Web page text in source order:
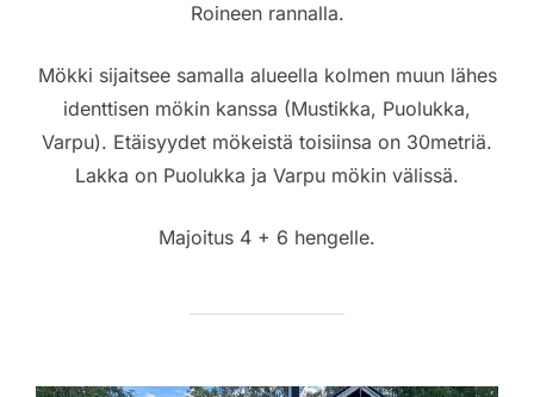
Roineen rannalla.
Mökki sijaitsee samalla alueella kolmen muun lähes
identtisen mökin kanssa (Mustikka, Puolukka,
Varpu). Etäisyydet mökeistä toisiinsa on 30metriä.
Lakka on Puolukka ja Varpu mökin välissä.
Majoitus 4 + 6 hengelle.